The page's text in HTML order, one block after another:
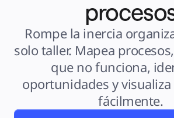
Planes de acción
Integraciones
Seguridad
Enterprise Guard
Plataforma para desarrolladores
Descargar aplicaciones
Formatos
Pizarra
Diagramas
Kanban
Cronogramas
Rompe la inercia
solo taller. Mapea
que no funciona,
oportunidades y
fácilmente.